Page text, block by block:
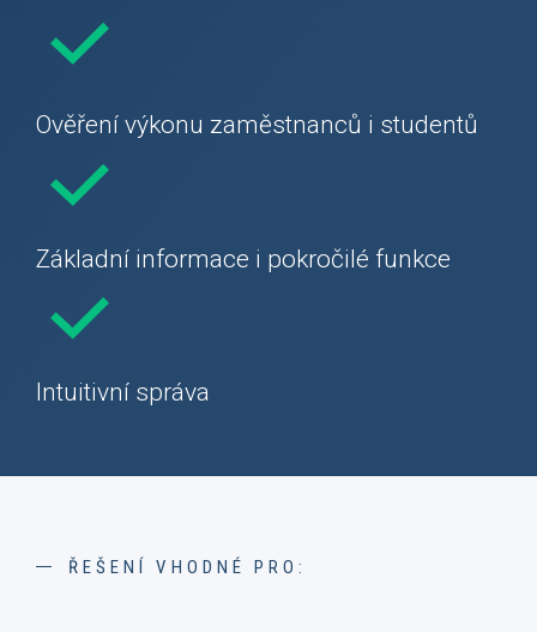
Ověření výkonu zaměstnanců i studentů
Základní informace i pokročilé funkce
Intuitivní správa
ŘEŠENÍ VHODNÉ PRO: